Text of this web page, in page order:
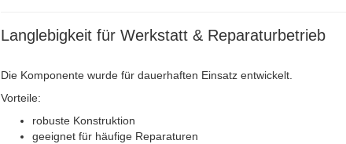
Langlebigkeit für Werkstatt & Reparaturbetrieb
Die Komponente wurde für dauerhaften Einsatz entwickelt.
Vorteile:
robuste Konstruktion
geeignet für häufige Reparaturen